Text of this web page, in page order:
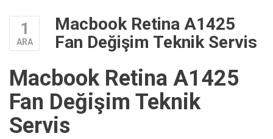
1
ARA
Macbook Retina A1425
Fan Değişim Teknik Servis
Macbook Retina A1425
Fan Değişim Teknik
Servis